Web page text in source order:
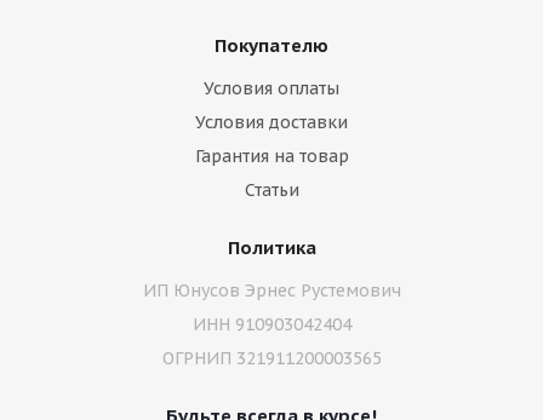
Покупателю
Условия оплаты
Условия доставки
Гарантия на товар
Статьи
Политика
ИП Юнусов Эрнес Рустемович
ИНН 910903042404
ОГРНИП 321911200003565